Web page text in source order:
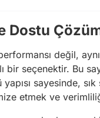
Dostu
değil,
bir seçenektir. Bu
sayesinde,
etmek ve